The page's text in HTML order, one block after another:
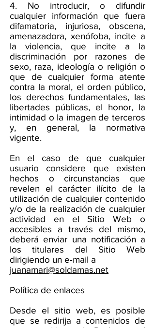
4. No introducir, o difundir
cualquier información que fuera
difamatoria, injuriosa, obscena,
amenazadora, xenófoba, incite a
la violencia, que incite a la
discriminación por razones de
sexo, raza, ideología o religión o
que de cualquier forma atente
contra la moral, el orden público,
los derechos fundamentales, las
libertades públicas, el honor, la
intimidad o la imagen de terceros
y, en general, la normativa
vigente.
En el caso de que cualquier
usuario considere que existen
hechos o circunstancias que
revelen el carácter ilícito de la
utilización de cualquier contenido
y/o de la realización de cualquier
actividad en el Sitio Web o
accesibles a través del mismo,
deberá enviar una notificación a
los titulares del Sitio Web
dirigiendo un e-mail a
juanamari@soldamas.net
Política de enlaces
Desde el sitio web, es posible
que se redirija a contenidos de